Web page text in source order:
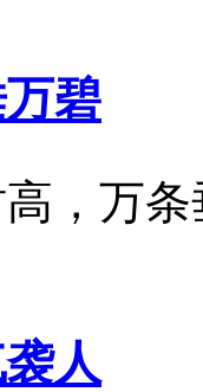
碧
，万
人